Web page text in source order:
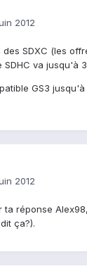
2012
SDXC (les
va jusqu'à
GS3
2012
ta réponse
ça?).